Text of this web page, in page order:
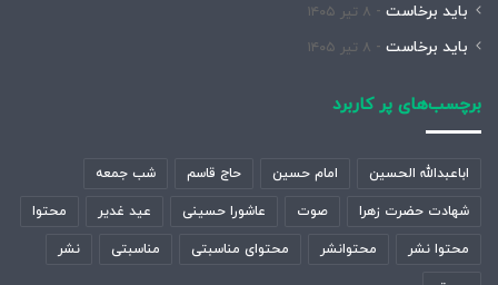
باید برخاست ۸ تیر ۱۴۰۵
باید برخاست ۸ تیر ۱۴۰۵
برچسب‌های پر کاربرد
اباعبدالله الحسین امام حسین حاج قاسم شب جمعه
شهادت حضرت زهرا صوت عاشورا حسینی عید غدیر محتوا
محتوا نشر محتوانشر محتوای مناسبتی مناسبتی نشر